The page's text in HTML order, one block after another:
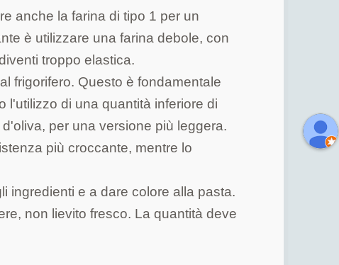
anche la farina di tipo 1 per un
è utilizzare una farina debole, con
troppo elastica.
frigorifero. Questo è fondamentale
l'utilizzo di una quantità inferiore di
per una versione più leggera.
più croccante, mentre lo
ingredienti e a dare colore alla pasta.
non lievito fresco. La quantità deve